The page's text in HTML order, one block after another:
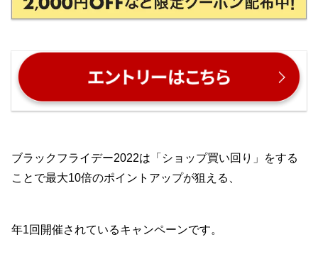
ブラックフライデー2022は「ショップ買い回り」をする
ことで最大10倍のポイントアップが狙える、
年1回開催されているキャンペーンです。